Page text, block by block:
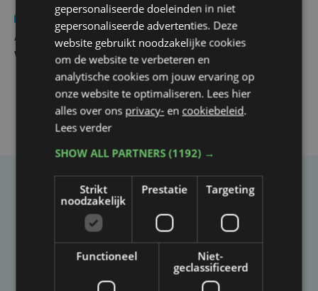
Nieuws
Autobestuurster rijdt na foutief manoeuvre tegen
winkelgevel in Ieper
Taalfout opgemerkt?
Heb je een taal- of schrijffout opgemerkt in dit
artikel?
Laat het ons weten
gepersonaliseerde doeleinden in niet
gepersonaliseerde advertenties. Deze
website gebruikt noodzakelijke cookies
om de website te verbeteren en
analytische cookies om jouw ervaring op
onze website te optimaliseren. Lees hier
alles over ons privacy- en cookiebeleid.
Lees verder
SHOW ALL PARTNERS(1192) →
Strikt
noodzakelijk
Prestatie Targeting
Functioneel
Niet-
geclassificeerd